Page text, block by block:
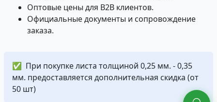
Оптовые цены для B2B клиентов.
Официальные документы и сопровождение
заказа.
✅ При покупке листа толщиной 0,25 мм. - 0,35
мм. предоставляется дополнительная скидка (от
50 шт)